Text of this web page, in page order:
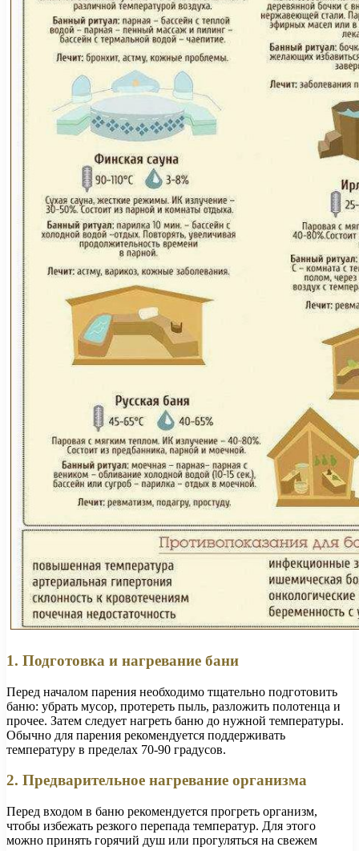
1. Подготовка и нагревание бани
Перед началом парения необходимо тщательно подготовить
баню: убрать мусор, протереть пыль, разложить полотенца и
прочее. Затем следует нагреть баню до нужной температуры.
Обычно для парения рекомендуется поддерживать
температуру в пределах 70-90 градусов.
2. Предварительное нагревание организма
Перед входом в баню рекомендуется прогреть организм,
чтобы избежать резкого перепада температур. Для этого
можно принять горячий душ или прогуляться на свежем